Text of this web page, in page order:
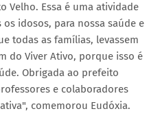
Velho. Essa é uma atividade
idosos, para nossa saúde e
todas as famílias, levassem
do Viver Ativo, porque isso é
Obrigada ao prefeito
e colaboradores
comemorou Eudóxia.